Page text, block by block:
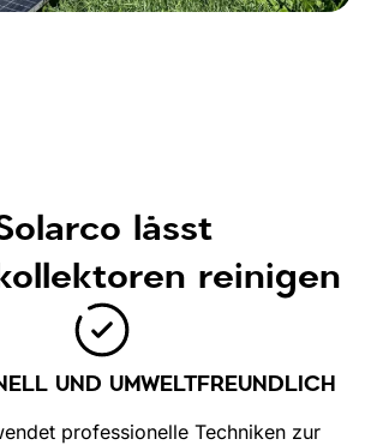
lässt
reinigen
UND UMWELTFREUNDLICH
professionelle Techniken zur